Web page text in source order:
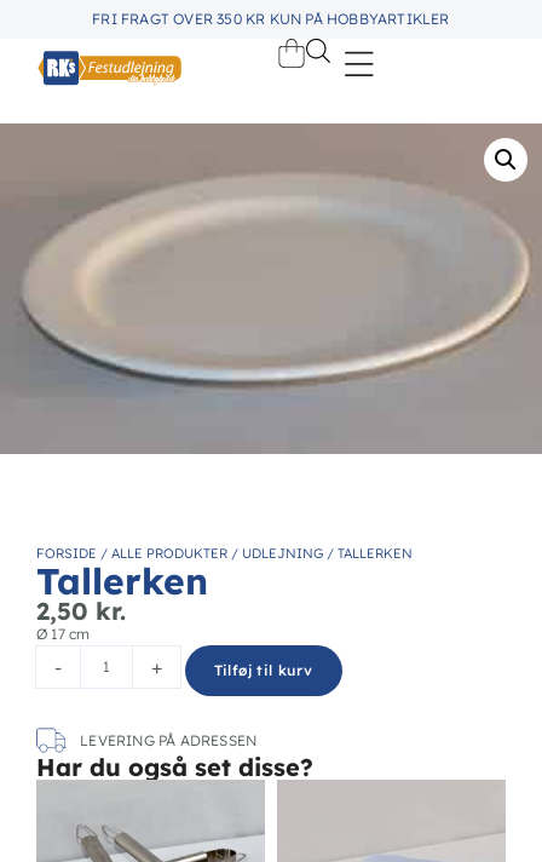
FRI FRAGT OVER 350 KR KUN PÅ HOBBYARTIKLER
FORSIDE / ALLE PRODUKTER / UDLEJNING / TALLERKEN
Tallerken
2,50 kr.
Ø 17 cm
- + Tilføj til kurv
LEVERING PÅ ADRESSEN
Har du også set disse?